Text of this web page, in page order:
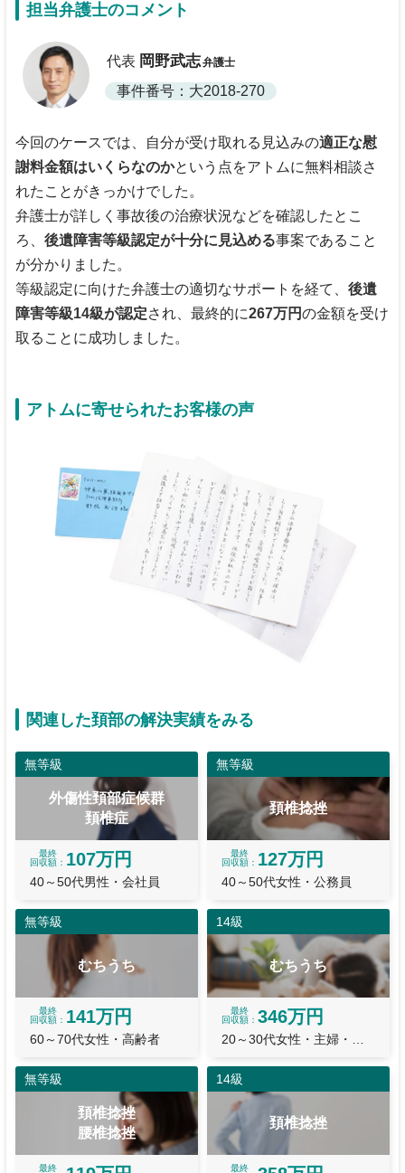
担当弁護士のコメント
代表 岡野武志弁護士
事件番号：大2018-270
今回のケースでは、自分が受け取れる見込みの適正な慰
謝料金額はいくらなのかという点をアトムに無料相談さ
れたことがきっかけでした。
弁護士が詳しく事故後の治療状況などを確認したとこ
ろ、 後遺障害等級認定が十分に見込める事案であること
が分かりました。
等級認定に向けた弁護士の適切なサポートを経て、 後遺
障害等級14級が認定され、最終的に267万円の金額を受け
取ることに成功しました。
アトムに寄せられたお客様の声
関連した頚部の解決実績をみる
無等級
外傷性頚部症候群
頚椎症
最終
回収額
107万円
40～50代男性・会社員
無等級
頚椎捻挫
最終
回収額
127万円
40～50代女性・公務員
無等級
むちうち
最終
回収額
141万円
60～70代女性・高齢者
14級
むちうち
最終
回収額
346万円
無等級
頚椎捻挫
腰椎捻挫
最終
14級
頚椎捻挫
最終